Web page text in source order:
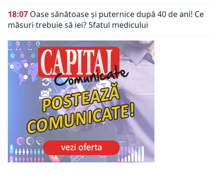
18:07 Oase sănătoase și puternice după 40 de ani! Ce
măsuri trebuie să iei? Sfatul medicului